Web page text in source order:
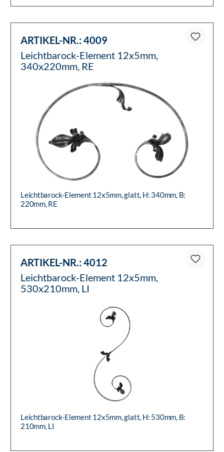
ARTIKEL-NR.:4009
Leichtbarock-Element 12x5mm,
340x220mm, RE
Leichtbarock-Element 12x5mm, glatt, H: 340mm, B:
220mm, RE
ARTIKEL-NR.:4012
Leichtbarock-Element 12x5mm,
530x210mm, LI
Leichtbarock-Element 12x5mm, glatt, H: 530mm, B:
210mm, LI